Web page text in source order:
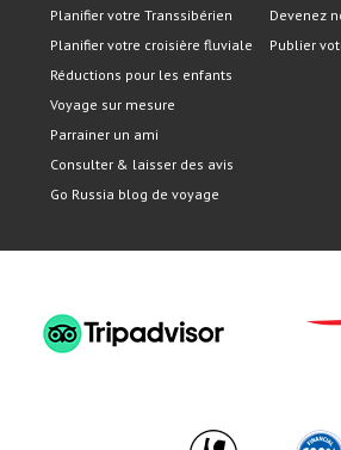
Planifier votre Transsibérien
Planifier votre croisière fluviale
Réductions pour les enfants
Voyage sur mesure
Parrainer un ami
Consulter & laisser des avis
Go Russia blog de voyage
Devenez
Publier